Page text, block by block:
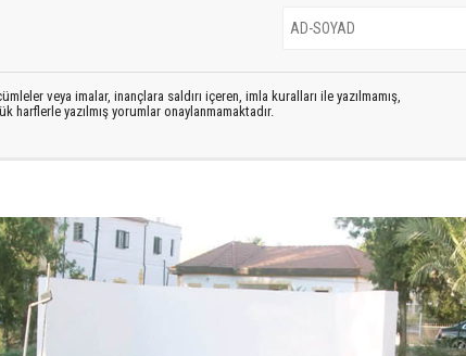
veya imalar, inançlara saldırı içeren, imla kuralları ile yazılmamış,
harflerle yazılmış yorumlar onaylanmamaktadır.